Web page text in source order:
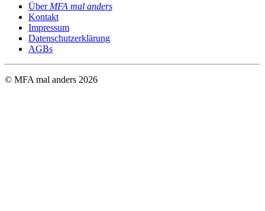
Über MFA mal anders
Kontakt
Impressum
Datenschutzerklärung
AGBs
© MFA mal anders 2026